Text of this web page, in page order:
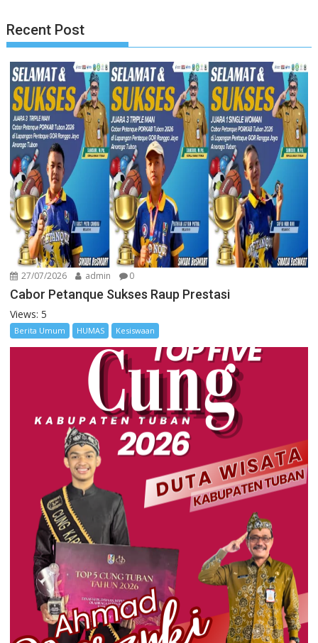
Recent Post
27/07/2026 admin 0
Cabor Petanque Sukses Raup Prestasi
Views: 5
Berita Umum HUMAS Kesiswaan